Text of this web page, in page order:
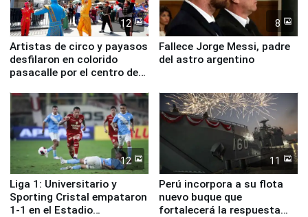
12
Artistas de circo y payasos
desfilaron en colorido
pasacalle por el centro de
8
Fallece Jorge Messi, padre
del astro argentino
12
Liga 1: Universitario y
Sporting Cristal empataron
1-1 en el Estadio
11
Perú incorpora a su flota
nuevo buque que
fortalecerá la respuesta